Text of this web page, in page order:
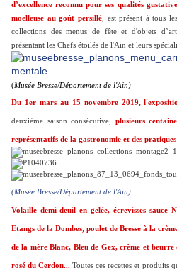
d’excellence reconnu pour ses qualités
moelleuse au goût persillé, est présent à tous
collections des menus de fête et d'objets
présentant les Chefs étoilés de l'Ain et leurs
(Musée Bresse/Département de l'Ain)
Du 1er mars au 15 novembre 2019,
deuxième saison consécutive, plusieurs
représentatifs de la gastronomie et des
(Musée Bresse/Département de l'Ain)
Volaille demi-deuil en gelée, écrevisses sauce
Etangs de la Dombes, poulet de Bresse à la
de la mère Blanc, Bleu de Gex, crème et
rosé du Cerdon... Toutes ces recettes et produits